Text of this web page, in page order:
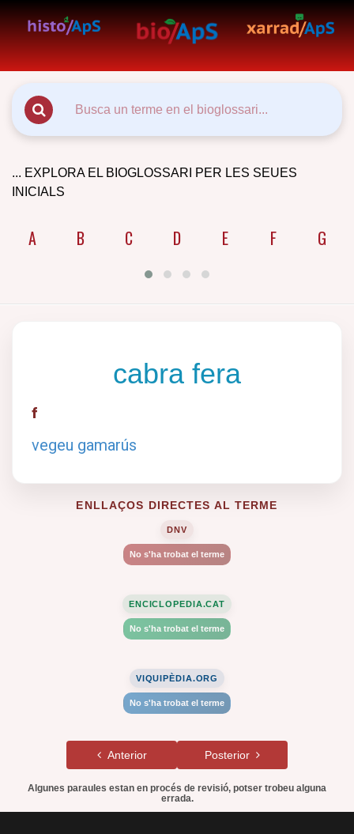
... EXPLORA EL BIOGLOSSARI PER LES SEUES
INICIALS
A B C D E F G
cabra fera
f
vegeu gamarús
ENLLAÇOS DIRECTES AL TERME
DNV
No s'ha trobat el terme
ENCICLOPEDIA.CAT
No s'ha trobat el terme
VIQUIPÈDIA.ORG
No s'ha trobat el terme
Anterior Posterior
Algunes paraules estan en procés de revisió, potser trobeu alguna
errada.